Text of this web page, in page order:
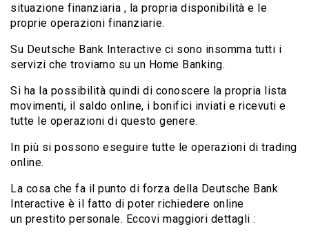
situazione finanziaria , la propria disponibilità e le
proprie operazioni finanziarie.
Su Deutsche Bank Interactive ci sono insomma tutti i
servizi che troviamo su un Home Banking.
Si ha la possibilità quindi di conoscere la propria lista
movimenti, il saldo online, i bonifici inviati e ricevuti e
tutte le operazioni di questo genere.
In più si possono eseguire tutte le operazioni di trading
online.
La cosa che fa il punto di forza della Deutsche Bank
Interactive è il fatto di poter richiedere online
un prestito personale. Eccovi maggiori dettagli :